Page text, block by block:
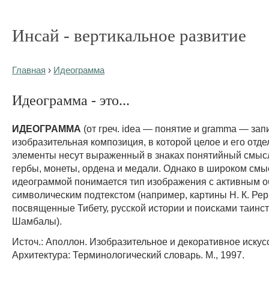
Инсай - вертикальное развитие
Главная › Идеограмма
Идеограмма - это...
ИДЕОГРАММА (от греч. idea — понятие и gramma —
изобразительная композиция, в которой целое и его
элементы несут выраженный в знаках понятийный
гербы, монеты, ордена и медали. Однако в широком
идеограммой понимается тип изображения с активным
символическим подтекстом (например, картины Н. К.
посвященные Тибету, русской истории и поисками
Шамбалы).
Источ.: Аполлон. Изобразительное и декоративное
Архитектура: Терминологический словарь. М., 1997.